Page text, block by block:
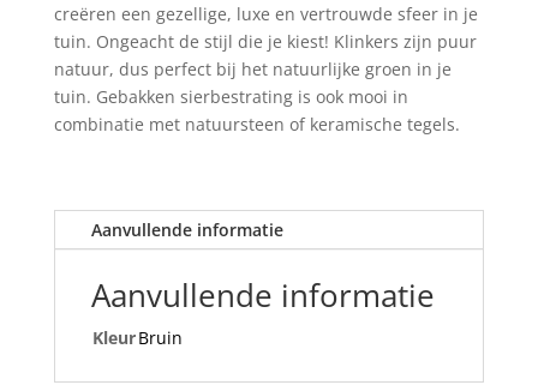
creëren een gezellige, luxe en vertrouwde sfeer in je
tuin. Ongeacht de stijl die je kiest! Klinkers zijn puur
natuur, dus perfect bij het natuurlijke groen in je
tuin. Gebakken sierbestrating is ook mooi in
combinatie met natuursteen of keramische tegels.
Aanvullende informatie
Aanvullende informatie
KleurBruin